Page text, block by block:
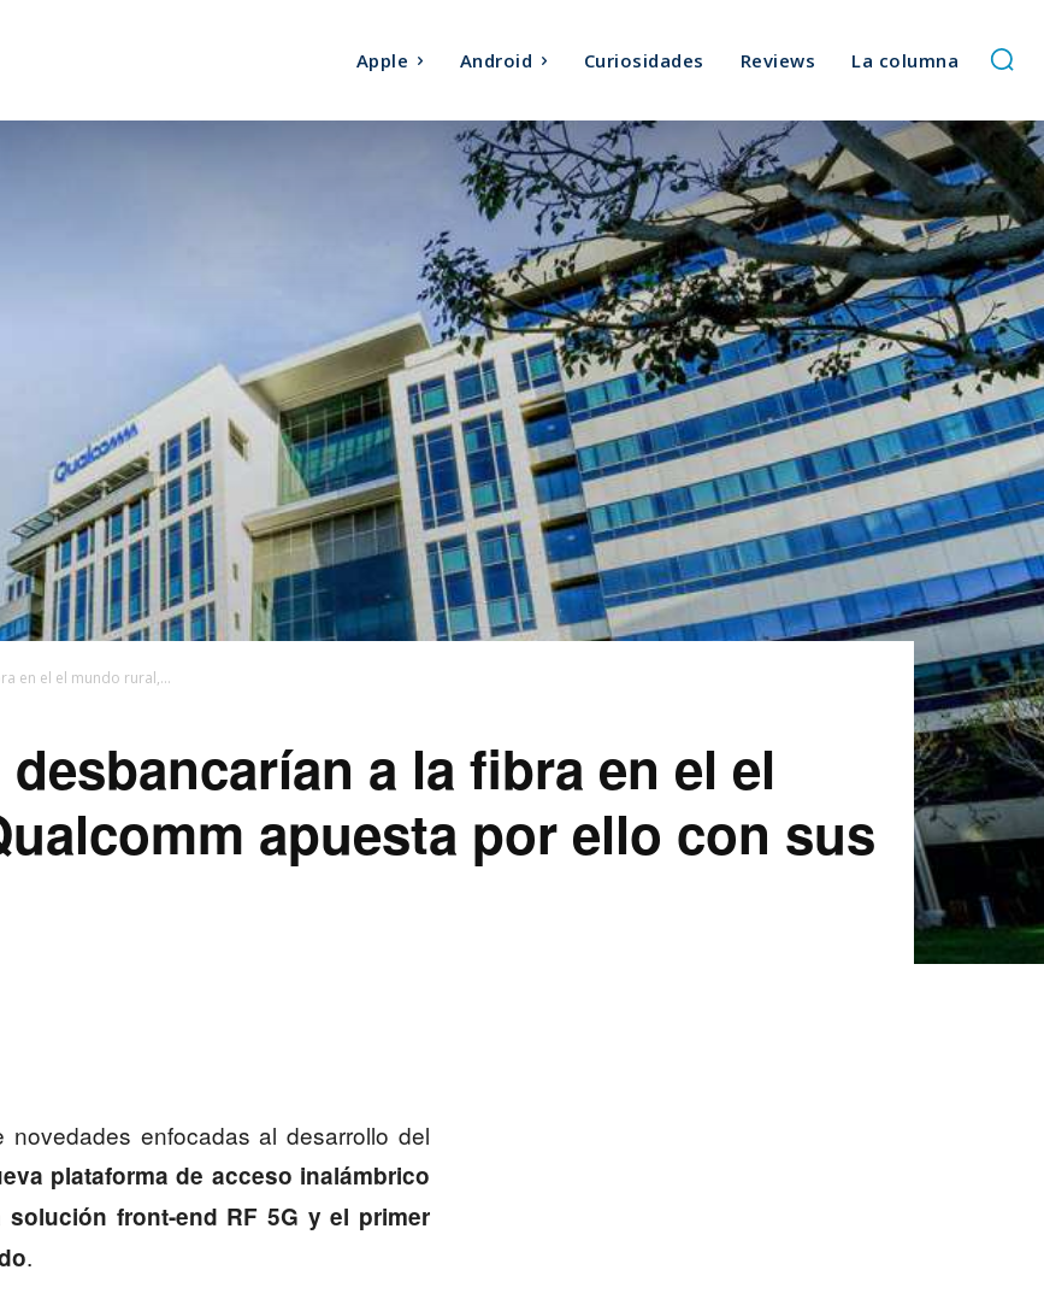
Apple Android Curiosidades Reviews La columna
en el el mundo rural,...
a la fibra en el el
apuesta por ello con sus
enfocadas al desarrollo del
plataforma de acceso inalámbrico
front-end RF 5G y el primer
.